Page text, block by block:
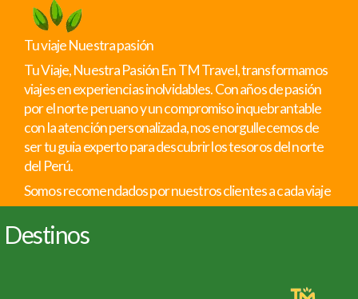
Tu viaje Nuestra pasión
Tu Viaje, Nuestra Pasión En TM Travel, transformamos
viajes en experiencias inolvidables. Con años de pasión
por el norte peruano y un compromiso inquebrantable
con la atención personalizada, nos enorgullecemos de
ser tu guia experto para descubrir los tesoros del norte
del Perú.
Somos recomendados por nuestros clientes a cada viaje
Destinos